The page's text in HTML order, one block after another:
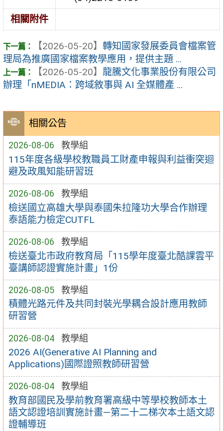
相關公告
2026-08-06 教學組
115年度各級學校教職員工財產申報與利益衝突迴
避及政風知能研習班
2026-08-06 教學組
檢送國立高雄大學與泰國朱拉隆功大學合作辦理
泰語能力檢定CUTFL
2026-08-06 教學組
檢送臺北市政府教育局「115學年度臺北酷課雲平
臺講師認證實施計畫」1份
2026-08-05 教學組
積體光路元件及共同封裝光學耦合設計應用教師
研習營
2026-08-04 教學組
2026 AI(Generative AI Planning and
Applications)國際證照教師研習營
2026-08-04 教學組
教育部國民及學前教育署高級中等學校教師本土
語文認證培訓實施計畫—第二十二梯次本土語文認
證輔導班
相關附件
【2026-05-20】 轉知國家發展委員會檔案管
理局為推廣國家檔案教學應用，提供主題 ...
【2026-05-20】 龍騰文化事業股份有限公司
辦理「nMEDIA：跨域敘事與 AI 全媒體產 ...